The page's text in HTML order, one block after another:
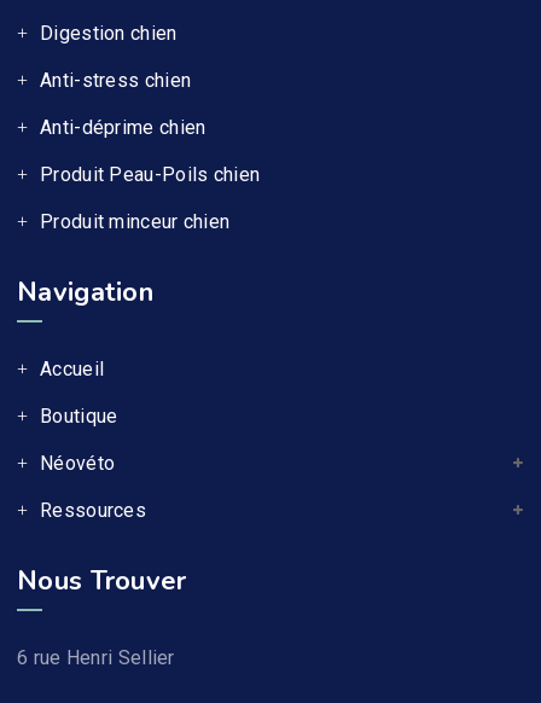
Digestion chien
Anti-stress chien
Anti-déprime chien
Produit Peau-Poils chien
Produit minceur chien
Navigation
Accueil
Boutique
Néovéto
Ressources
Nous Trouver
6 rue Henri Sellier